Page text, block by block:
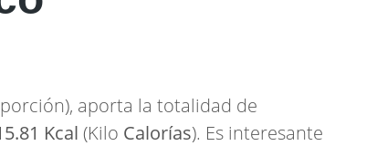
aporta la totalidad de
Kcal (Kilo Calorías). Es interesante